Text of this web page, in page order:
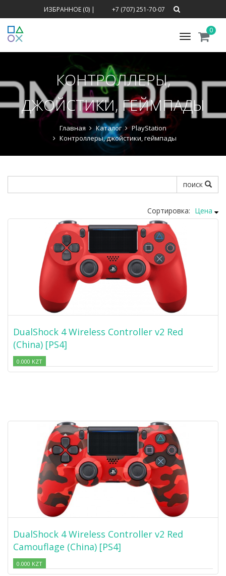
ИЗБРАННОЕ (0)| +7 (707) 251-70-07
Меню
0
КОНТРОЛЛЕРЫ,
ДЖОЙСТИКИ, ГЕЙМПАДЫ
Главная Каталог
PlayStation
Контроллеры, джойстики, геймпады
поиск
Сортировка: Цена
DualShock 4 Wireless Controller v2 Red
(China) [PS4]
0.000 KZT
DualShock 4 Wireless Controller v2 Red
Camouflage (China) [PS4]
0.000 KZT